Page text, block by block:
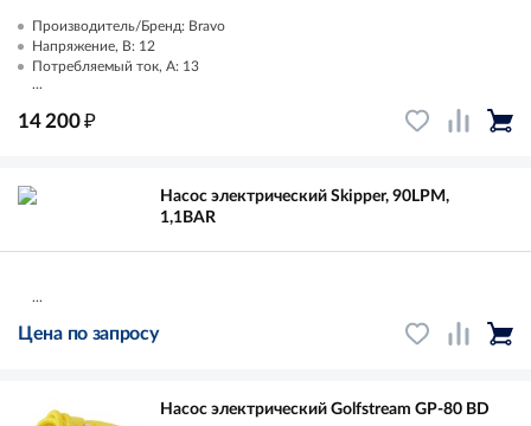
Производитель/Бренд: Bravo
Напряжение, В: 12
Потребляемый ток, А: 13
...
14 200₽
Насос электрический Skipper, 90LPM,
1,1BAR
...
Цена по запросу
Насос электрический Golfstream GP-80 BD